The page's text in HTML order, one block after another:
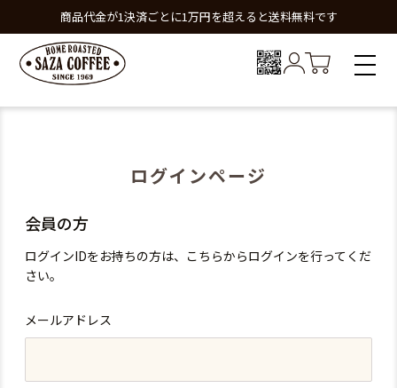
商品代金が1決済ごとに1万円を超えると送料無料です
ログインページ
会員の方
ログインIDをお持ちの方は、こちらからログインを行ってくだ
さい。
メールアドレス